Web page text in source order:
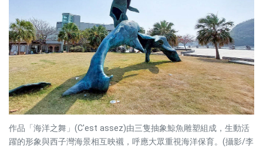
作品「海洋之舞」(C'est assez)由三隻抽象鯨魚雕塑組成，生動活
躍的形象與西子灣海景相互映襯，呼應大眾重視海洋保育。(攝影/李